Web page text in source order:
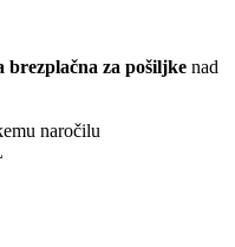
brezplačna za pošiljke nad
naročilu